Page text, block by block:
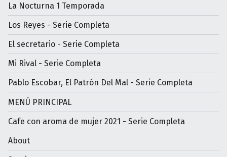
La Nocturna 1 Temporada
Los Reyes - Serie Completa
El secretario - Serie Completa
Mi Rival - Serie Completa
Pablo Escobar, El Patrón Del Mal - Serie Completa
MENÚ PRINCIPAL
Cafe con aroma de mujer 2021 - Serie Completa
About